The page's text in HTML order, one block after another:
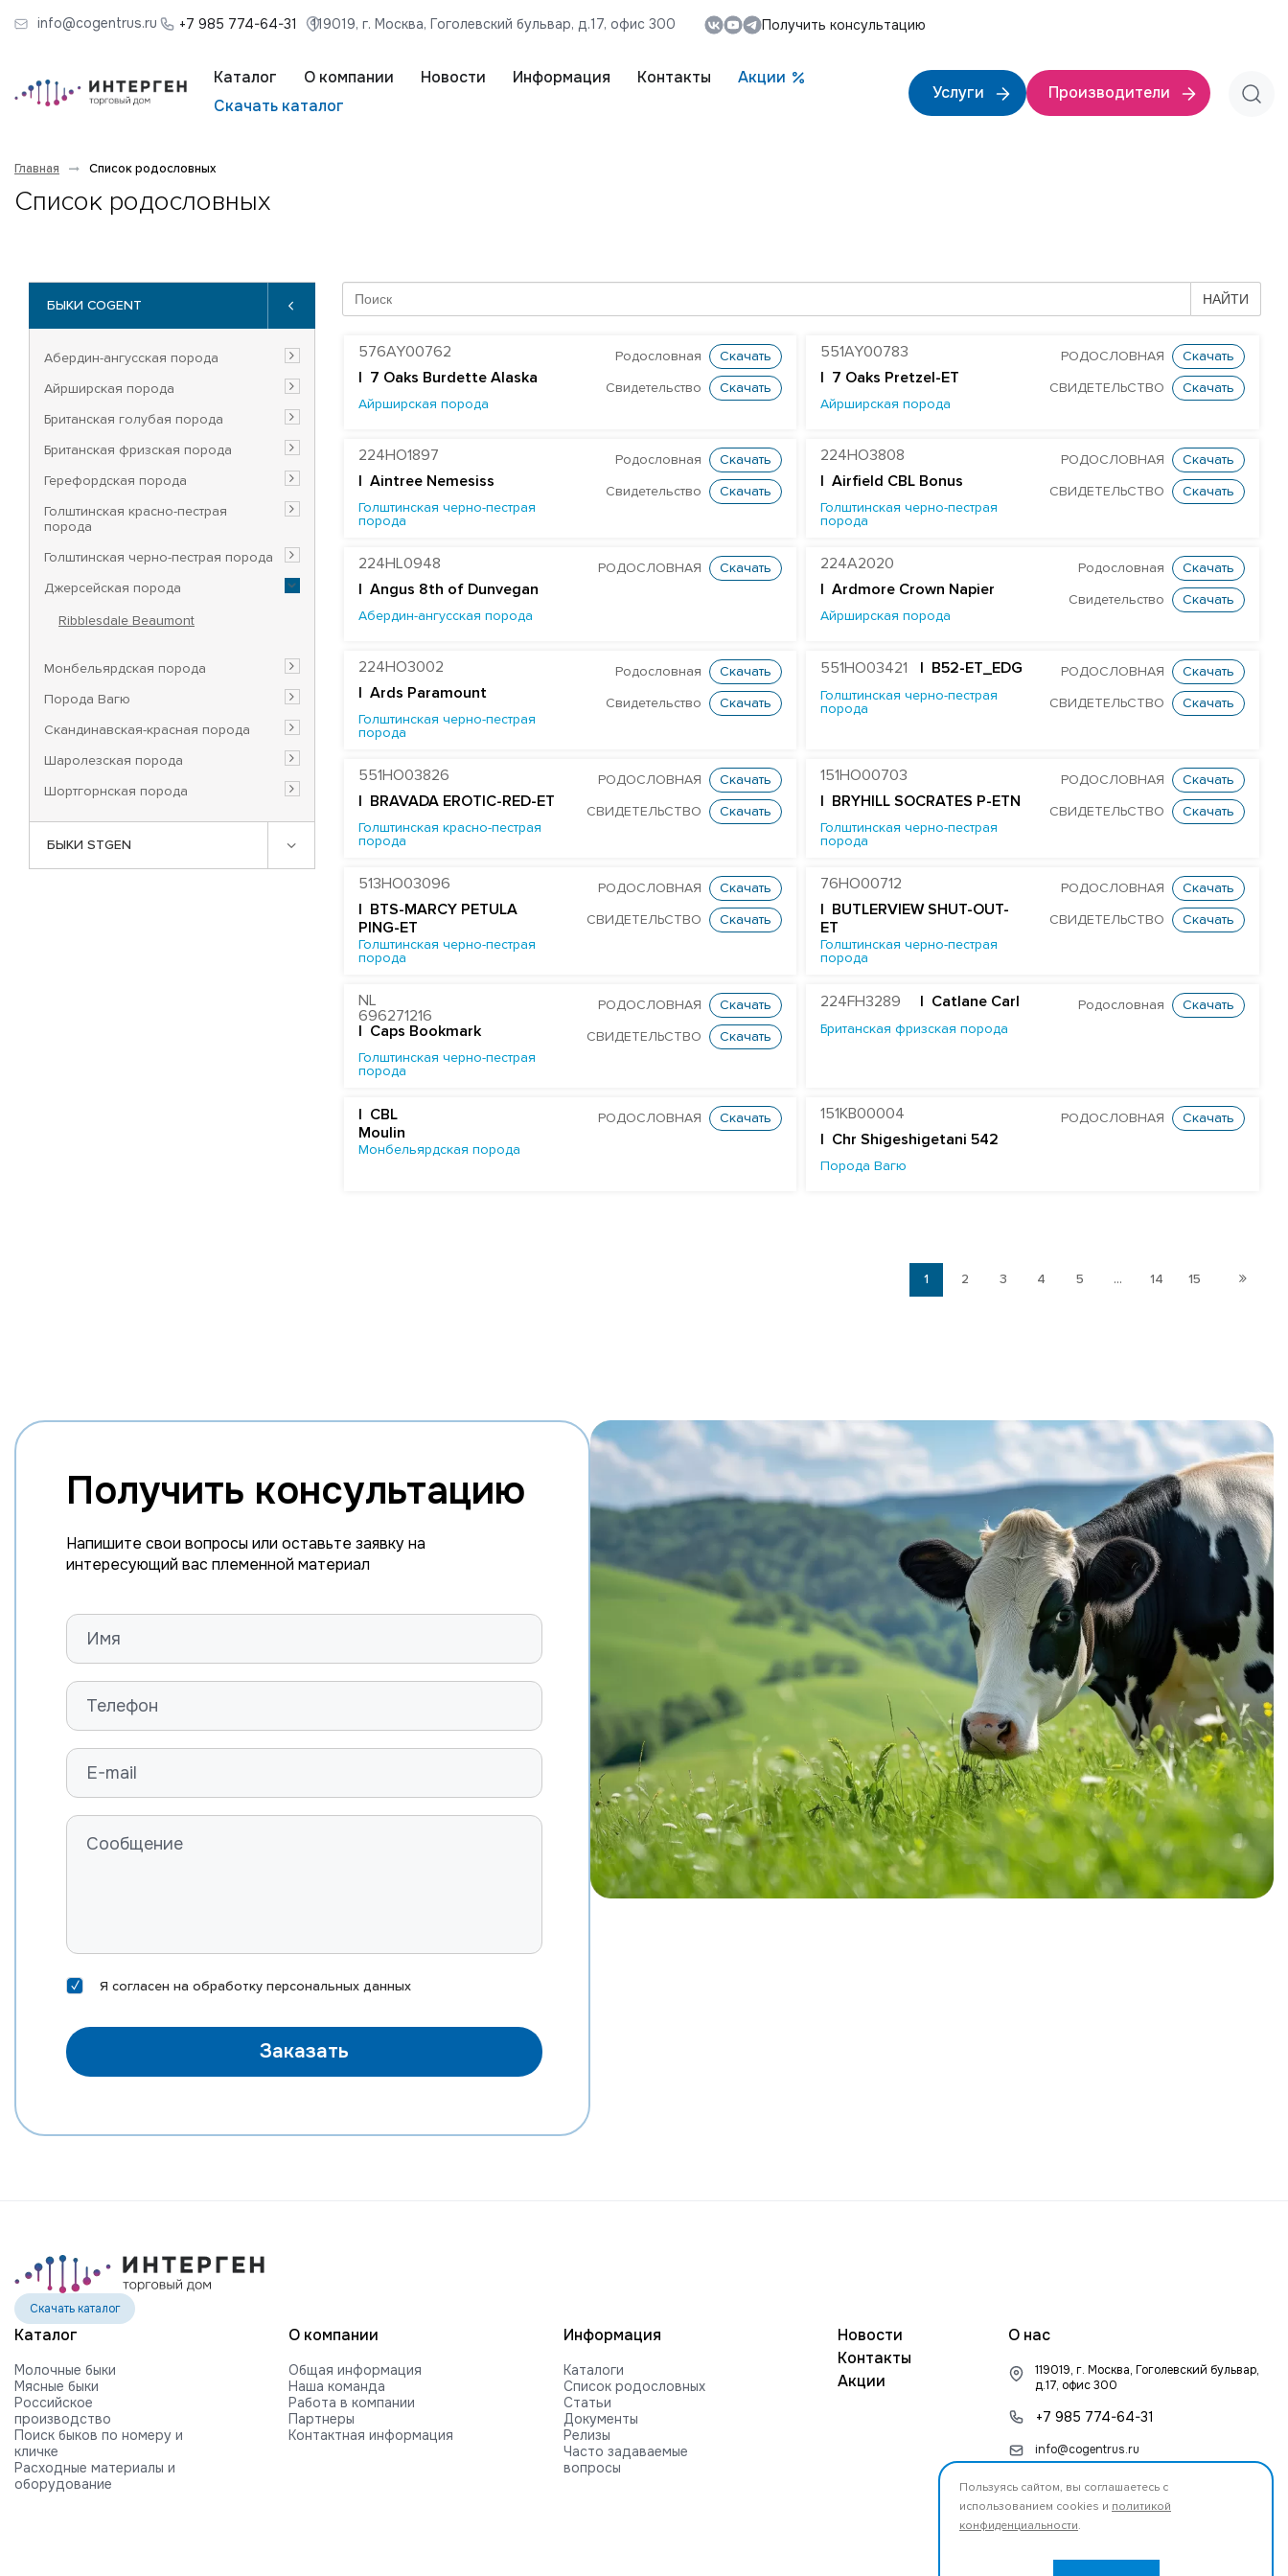
info@cogentrus.ru +7 985 774-64-31 119019, г. Москва, Гоголевский бульвар, д.17, офис 300 Получить консультацию
Каталог О компании Новости Информация Контакты
Акции
Скачать каталог
Услуги Производители
Главная Список родословных
Список родословных
БЫКИ COGENT
Абердин-ангусская порода
Айрширская порода
Британская голубая порода
Британская фризская порода
Герефордская порода
Голштинская красно-пестрая
порода
Голштинская черно-пестрая порода
Джерсейская порода
Ribblesdale Beaumont
Монбельярдская порода
Порода Вагю
Скандинавская-красная порода
Шаролезская порода
Шортгорнская порода
БЫКИ STGEN
НАЙТИ
576AY00762
7 Oaks Burdette Alaska
Айрширская порода
Родословная Скачать
Свидетельство Скачать
551AY00783
| 7 Oaks Pretzel-ET
Айрширская порода
РОДОСЛОВНАЯ Скачать
СВИДЕТЕЛЬСТВО Скачать
224HO1897
Aintree Nemesiss
Голштинская черно-пестрая
порода
Родословная Скачать
Свидетельство Скачать
224HO3808
| Airfield CBL Bonus
Голштинская черно-пестрая
порода
РОДОСЛОВНАЯ Скачать
СВИДЕТЕЛЬСТВО Скачать
224HL0948
| Angus 8th of Dunvegan
Абердин-ангусская порода
РОДОСЛОВНАЯ Скачать
224A2020
|Ardmore Crown Napier
Айрширская порода
Родословная Скачать
Свидетельство Скачать
224HO3002
Ards Paramount
Голштинская черно-пестрая
порода
Родословная Скачать
Свидетельство Скачать
551HO03421 | B52-ET_EDG
Голштинская черно-пестрая
порода
РОДОСЛОВНАЯ Скачать
СВИДЕТЕЛЬСТВО Скачать
551HO03826
| BRAVADA EROTIC-RED-ET
Голштинская красно-пестрая
порода
РОДОСЛОВНАЯ Скачать
СВИДЕТЕЛЬСТВО Скачать
151HO00703
| BRYHILL SOCRATES P-ETN
Голштинская черно-пестрая
порода
РОДОСЛОВНАЯ Скачать
СВИДЕТЕЛЬСТВО Скачать
513HO03096
| BTS-MARCY PETULA
PING-ET
Голштинская черно-пестрая
порода
РОДОСЛОВНАЯ Скачать
СВИДЕТЕЛЬСТВО Скачать
76HO00712
| BUTLERVIEW SHUT-OUT-
ET
Голштинская черно-пестрая
порода
РОДОСЛОВНАЯ Скачать
СВИДЕТЕЛЬСТВО Скачать
NL
696271216
| Caps Bookmark
Голштинская черно-пестрая
порода
РОДОСЛОВНАЯ Скачать
СВИДЕТЕЛЬСТВО Скачать
224FH3289 | Catlane Carl
Британская фризская порода
Родословная Скачать
| CBL
Moulin
Монбельярдская порода
РОДОСЛОВНАЯ Скачать
151KB00004
| Chr Shigeshigetani 542
Порода Вагю
РОДОСЛОВНАЯ Скачать
1 2 3 4 5 ... 14 15
Получить консультацию
Напишите свои вопросы или оставьте заявку на
интересующий вас племенной материал
Я согласен на обработку персональных данных
Заказать
Скачать каталог
Каталог
Молочные быки
Мясные быки
Российское
производство
Поиск быков по номеру и
кличке
Расходные материалы и
оборудование
О компании
Общая информация
Наша команда
Работа в компании
Партнеры
Контактная информация
Информация
Каталоги
Список родословных
Статьи
Документы
Релизы
Часто задаваемые
вопросы
Новости
Контакты
Акции
О нас
119019, г. Москва, Гоголевский бульвар,
д.17, офис 300
+7 985 774-64-31
info@cogentrus.ru
Пользуясь сайтом, вы соглашаетесь с
использованием cookies и политикой
конфиденциальности.